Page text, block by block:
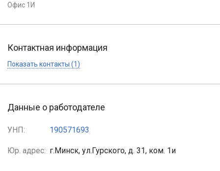
Офис 1И
Контактная информация
Показать контакты (1)
Данные о работодателе
УНП: 190571693
Юр. адрес: г.Минск, ул.Гурского, д. 31, ком. 1и